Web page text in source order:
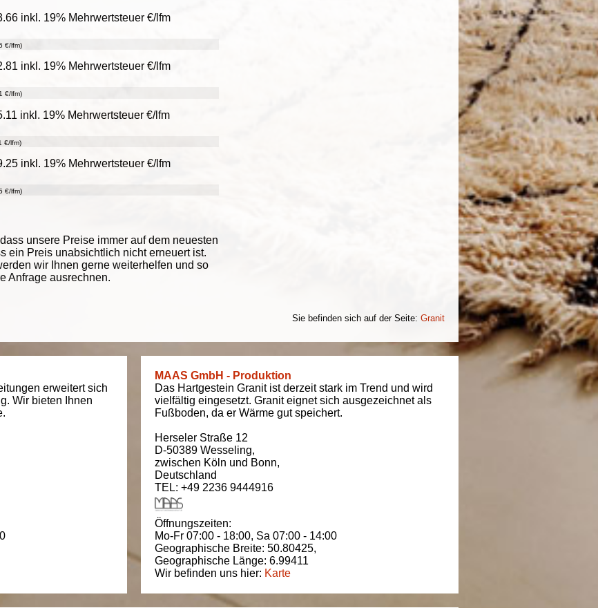
inkl. 19% Mehrwertsteuer €/lfm
€/lfm)
inkl. 19% Mehrwertsteuer €/lfm
€/lfm)
inkl. 19% Mehrwertsteuer €/lfm
€/lfm)
inkl. 19% Mehrwertsteuer €/lfm
€/lfm)
unsere Preise immer auf dem neuesten
ein Preis unabsichtlich nicht erneuert ist.
wir Ihnen gerne weiterhelfen und so
Anfrage ausrechnen.
Sie befinden sich auf der Seite: Granit
erweitert sich
Wir bieten Ihnen
MAAS GmbH - Produktion
Das Hartgestein Granit ist derzeit stark im Trend und wird
vielfältig eingesetzt. Granit eignet sich ausgezeichnet als
Fußboden, da er Wärme gut speichert.
Herseler Straße 12
D-50389 Wesseling,
zwischen Köln und Bonn,
Deutschland
TEL: +49 2236 9444916
Öffnungszeiten:
Mo-Fr 07:00 - 18:00, Sa 07:00 - 14:00
Geographische Breite: 50.80425,
Geographische Länge: 6.99411
Wir befinden uns hier: Karte